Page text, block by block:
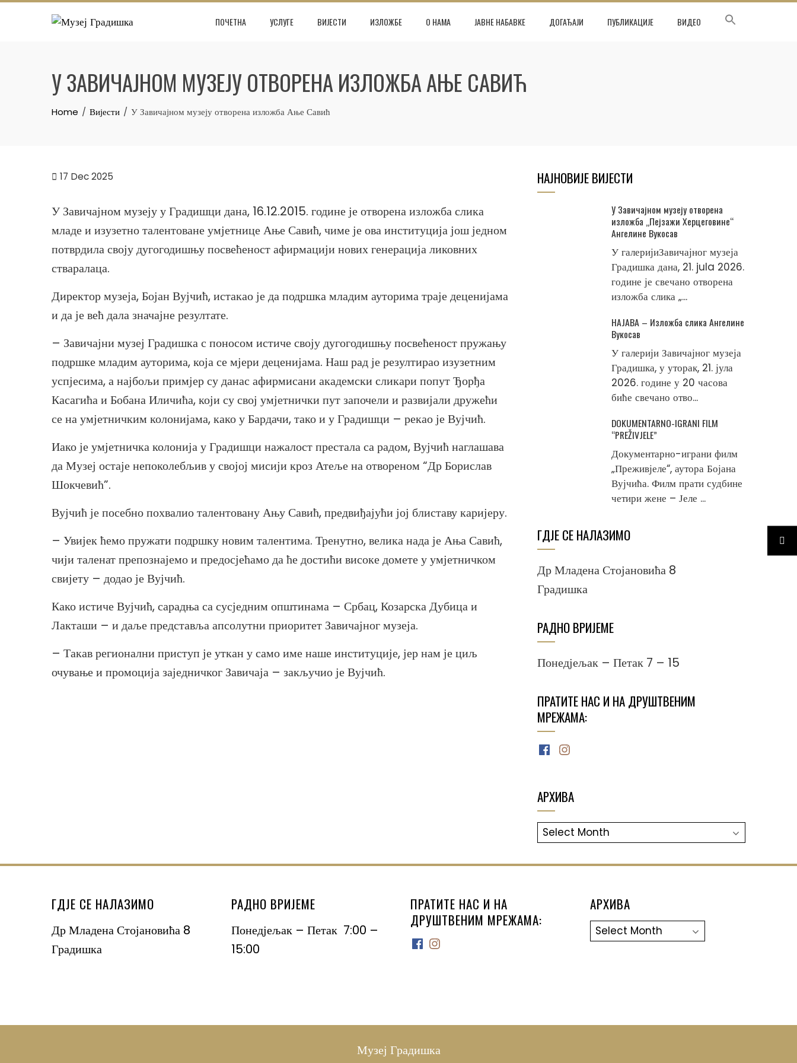
Skip
ПОЧЕТНА УСЛУГЕ ВИЈЕСТИ ИЗЛОЖБЕ О НАМА ЈАВНЕ НАБАВКЕ ДОГАЂАЈИ ПУБЛИКАЦИЈЕ ВИДЕО
У ЗАВИЧАЈНОМ МУЗЕЈУ ОТВОРЕНА ИЗЛОЖБА АЊЕ САВИЋ
Home Вијести У Завичајном музеју отворена изложба Ање Савић
17 Dec 2025
У Завичајном музеју у Градишци дана, 16.12.2015. године је отворена изложба слика
младе и изузетно талентоване умјетнице Ање Савић, чиме је ова институција још једном
потврдила своју дугогодишњу посвећеност афирмацији нових генерација ликовних
стваралаца.
Директор музеја, Бојан Вујчић, истакао је да подршка младим ауторима траје деценијама
и да је већ дала значајне резултате.
– Завичајни музеј Градишка с поносом истиче своју дугогодишњу посвећеност пружању
подршке младим ауторима, која се мјери деценијама. Наш рад је резултирао изузетним
успјесима, а најбољи примјер су данас афирмисани академски сликари попут Ђорђа
Касагића и Бобана Иличића, који су свој умјетнички пут започели и развијали дружећи
се на умјетничким колонијама, како у Бардачи, тако и у Градишци – рекао је Вујчић.
Иако је умјетничка колонија у Градишци нажалост престала са радом, Вујчић наглашава
да Музеј остаје непоколебљив у својој мисији кроз Атеље на отвореном “Др Борислав
Шокчевић”.
Вујчић је посебно похвалио талентовану Ању Савић, предвиђајући јој блиставу каријеру.
– Увијек ћемо пружати подршку новим талентима. Тренутно, велика нада је Ања Савић,
чији таленат препознајемо и предосјећамо да ће достићи високе домете у умјетничком
свијету – додао је Вујчић.
Како истиче Вујчић, сарадња са сусједним општинама – Србац, Козарска Дубица и
Лакташи – и даље представља апсолутни приоритет Завичајног музеја.
– Такав регионални приступ је уткан у само име наше институције, јер нам је циљ
очување и промоција заједничког Завичаја – закључио је Вујчић.
НАЈНОВИЈЕ ВИЈЕСТИ
У Завичајном музеју отворена
изложба „Пејзажи Херцеговине“
Ангелине Вукосав
У галеријиЗавичајног музеја
Градишка дана, 21. jula 2026.
године је свечано отворена
изложба слика „...
НАЈАВА – Изложба слика Ангелине
Вукосав
У галерији Завичајног музеја
Градишка, у уторак, 21. јула
2026. године у 20 часова
биће свечано отво...
DOKUMENTARNO-IGRANI FILM
“PREŽIVJELE”
Документарно-играни филм
„Преживјеле“, аутора Бојана
Вујчића. Филм прати судбине
четири жене – Јеле ...
ГДЈЕ СЕ НАЛАЗИМО
Др Младена Стојановића 8
Градишка
РАДНО ВРИЈЕМЕ
Понедјељак – Петак 7 – 15
ПРАТИТЕ НАС И НА ДРУШТВЕНИМ
МРЕЖАМА:
Facebook
Instagram
АРХИВА
АРХИВА
ГДЈЕ СЕ НАЛАЗИМО
Др Младена Стојановића 8
Градишка
РАДНО ВРИЈЕМЕ
Понедјељак – Петак 7:00 –
15:00
ПРАТИТЕ НАС И НА
ДРУШТВЕНИМ МРЕЖАМА:
Facebook
Instagram
АРХИВА
Архива
Музеј Градишка